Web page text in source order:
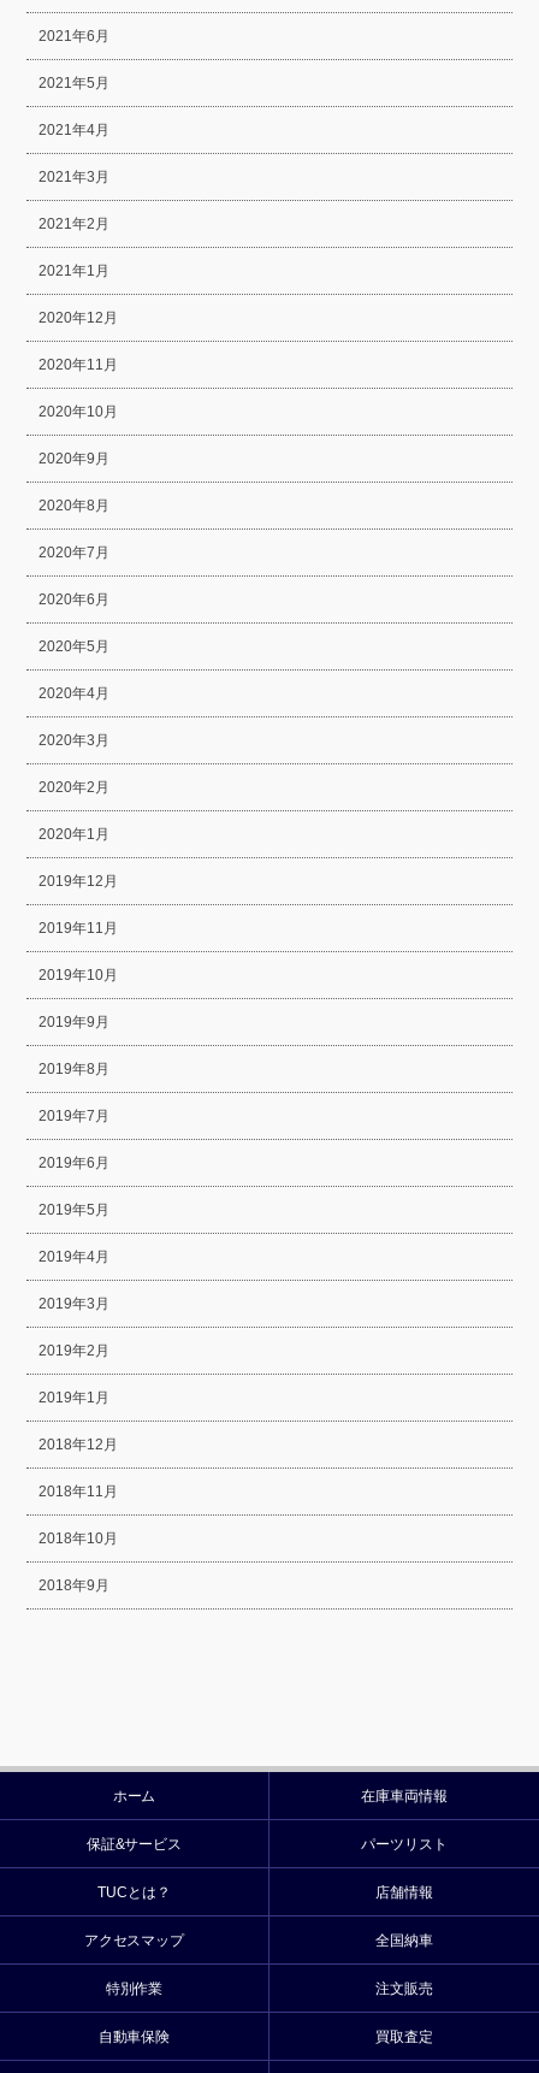
2021年6月
2021年5月
2021年4月
2021年3月
2021年2月
2021年1月
2020年12月
2020年11月
2020年10月
2020年9月
2020年8月
2020年7月
2020年6月
2020年5月
2020年4月
2020年3月
2020年2月
2020年1月
2019年12月
2019年11月
2019年10月
2019年9月
2019年8月
2019年7月
2019年6月
2019年5月
2019年4月
2019年3月
2019年2月
2019年1月
2018年12月
2018年11月
2018年10月
2018年9月
ホーム 在庫車両情報
保証&サービス パーツリスト
TUCとは？ 店舗情報
アクセスマップ 全国納車
特別作業 注文販売
自動車保険 買取査定